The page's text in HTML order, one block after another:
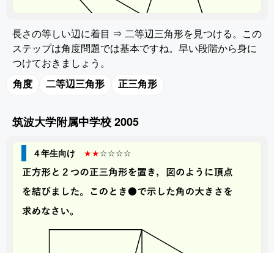
長さの等しい辺に着目 ⇒ 二等辺三角形を見つける。この
ステップは角度問題では基本ですね。早い段階から身に
つけておきましょう。
角度 二等辺三角形 正三角形
筑波大学附属中学校 2005
４年生向け ★★☆☆☆☆